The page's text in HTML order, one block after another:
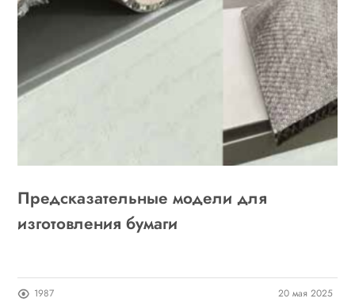
Предсказательные модели для
изготовления бумаги
1987 20 мая 2025